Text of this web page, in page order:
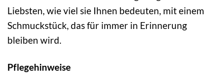
Liebsten, wie viel sie Ihnen bedeuten, mit einem
Schmuckstück, das für immer in Erinnerung
bleiben wird.
Pflegehinweise